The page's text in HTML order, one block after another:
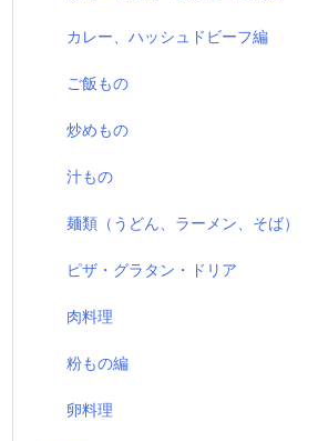
カレー、ハッシュドビーフ編
ご飯もの
炒めもの
汁もの
麺類（うどん、ラーメン、そば）
ピザ・グラタン・ドリア
肉料理
粉もの編
卵料理